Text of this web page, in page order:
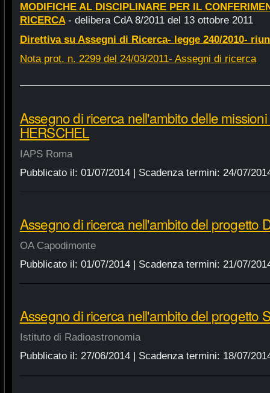
MODIFICHE AL DISCIPLINARE PER IL
RICERCA - delibera CdA 8/2011 del 13 ottobre 2011
Direttiva su Assegni di Ricerca- legge 240/2010-
Nota prot. n. 2299 del 24/03/2011- Assegni di ricerca
Assegno di ricerca nell'ambito delle
HERSCHEL
IAPS Roma
Pubblicato il: 01/07/2014| Scadenza termini: 24/07/
Assegno di ricerca nell'ambito del progetto
OA Capodimonte
Pubblicato il: 01/07/2014| Scadenza termini: 21/07/
Assegno di ricerca nell'ambito del progetto
Istituto di Radioastronomia
Pubblicato il: 27/06/2014| Scadenza termini: 18/07/